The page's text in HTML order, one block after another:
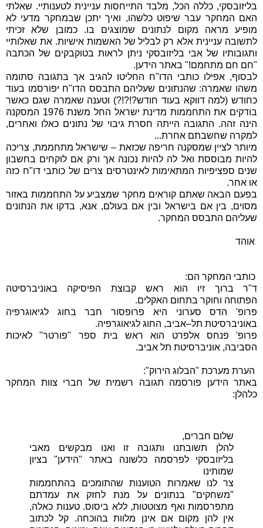
בליזובסקי, כללה הכל, מלבד התייחסות עניינית לטענותיי. שאלתי
האם המחקר עבר שיפוט כלשהו, ואיך יתכן שבמחקר מדעי לא
מופיע מראה מקום לנתונים שמוצגים בו. כמובן שלא זכיתי
לתשובה עניינית אלא רק לבליל של האשמות אישיות. את שאלותיי
ותגובותיו של אבי בליזובסקי ניתן לראות בטוקבקים של הכתבה
"חם חם מתחמם!" באתר הידען.
לבסוף, אפילו כותבי הדו"ח החליטו להגיב אך בתגובה סתומה
משהו שאמרה: שהנתונים שעליהם התבסס הדו"ח יפורסמו בעוד
כחודש (למה דווקא בעוד חודש?!?!?) וטענה שאמרה שגם כאשר
בודקים את התחממות מדינת ישראל החל משנת 1976 המסקנה
הינה זהה. התגובה הייתה חסרת גיבוי של נתונים כאלו ואחרים,
למקרה שחשבתם אחרת...
מיותר לציין שמסקנה חריפה שכזאת – שישראל מתחממת, צריכה
להיות מבוססת ואל לה להיות נכונה אך ורק אם לוקחים בחשבון
שנים ספציפיות המתאימות לאינטרסים צרים של כותבי דו"ח כזה
או אחר.
בפעם הבאה שאתם קוראים מחקר שמצביע על התחממות באזור
מסוים, בין אם בישראל ובין אם בעולם, אנא, בדקו את הנתונים
שעליהם התבסס המחקר.
אוהד
כותבי המחקר הם:
ד"ר ברוך זיו הוא ראש קבוצת הפיסיקה באוניברסיטה
הפתוחה וחוקר בתחום האקלים.
פרופ' הדס סערוני היא פרופסור חבר בחוג לגיאוגרפיה
באוניברסיטת תל–אביב, החוג לגיאוגרפיה.
פרופ' פנחס אלפרט הוא ראש בית ספר "פורטר" לאיכות
הסביבה, אוניברסיטת תל אביב.
הערת מערכת "הבלוג הירוק":
באתר הידען פורסמה תגובה רשמית של חברי צוות המחקר
כלהלן:
שלום חברים,
להלן תשובתנו ותגובה זו ואנו מבקשים מאבי
בליזובסקי לפרסמה כלשונה באתר "הידען" בציון
שמותינו
צר לנו שאמרות הטוענות שהתומכים בהתחממות
"משחקים" בנתונים על מנת לחזק את עמדתם
מתפרסמות ואף מצוטטות, ללא ביסוס. טענות כאלה,
אין להן מקום אם אינן מלוות בהוכחה. קל לכתוב